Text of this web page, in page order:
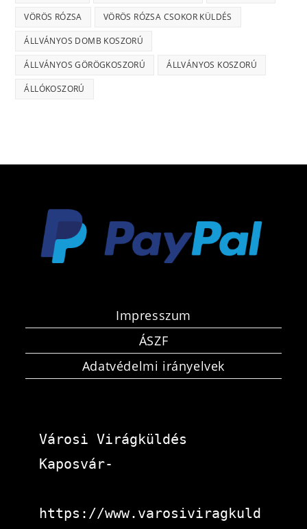
VÖRÖS RÓZSA VÖRÖS RÓZSA CSOKOR KÜLDÉS
ÁLLVÁNYOS DOMB KOSZORÚ
ÁLLVÁNYOS GÖRÖGKOSZORÚ ÁLLVÁNYOS KOSZORÚ
ÁLLÓKOSZORÚ
Impresszum
ÁSZF
Adatvédelmi irányelvek
Városi Virágküldés
Kaposvár-
https://www.varosiviragkuld